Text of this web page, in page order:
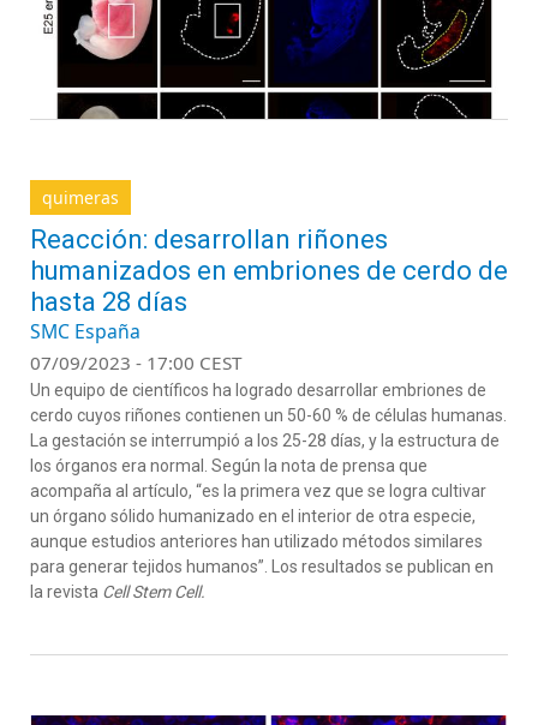
quimeras
Reacción: desarrollan riñones
humanizados en embriones de cerdo de
hasta 28 días
SMC España
07/09/2023 - 17:00 CEST
Un equipo de científicos ha logrado desarrollar embriones de
cerdo cuyos riñones contienen un 50-60 % de células humanas.
La gestación se interrumpió a los 25-28 días, y la estructura de
los órganos era normal. Según la nota de prensa que
acompaña al artículo, “es la primera vez que se logra cultivar
un órgano sólido humanizado en el interior de otra especie,
aunque estudios anteriores han utilizado métodos similares
para generar tejidos humanos”. Los resultados se publican en
la revista Cell Stem Cell.